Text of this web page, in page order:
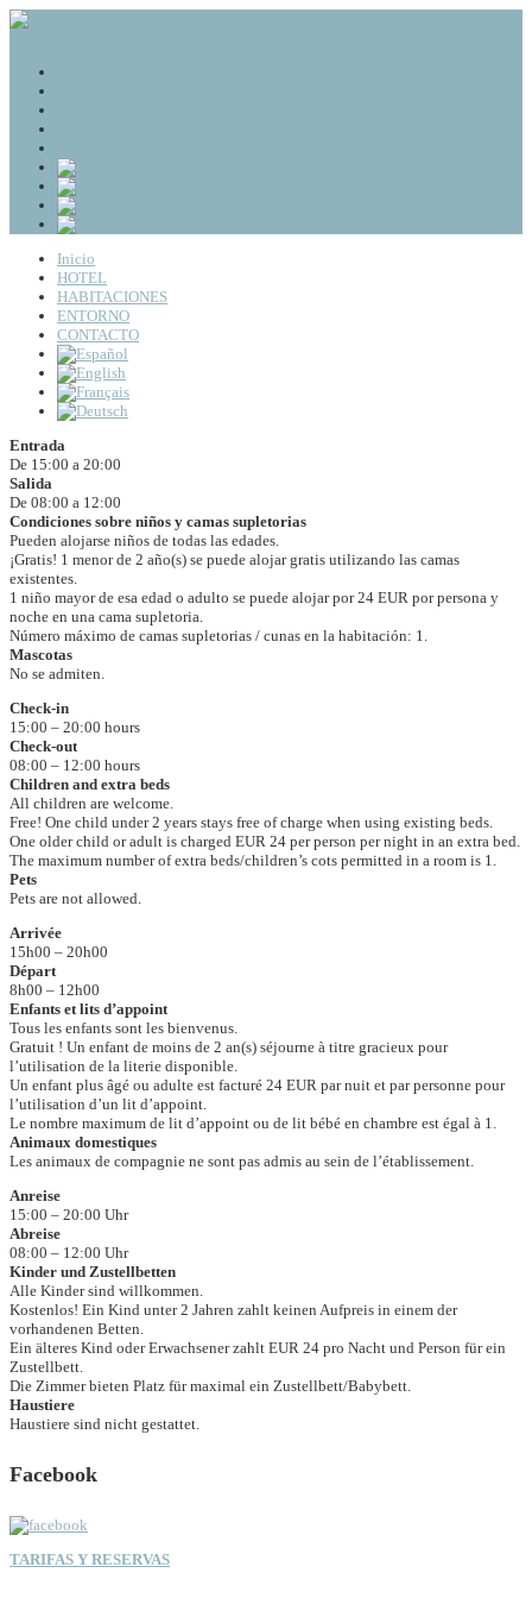
Inicio
HOTEL
HABITACIONES
ENTORNO
CONTACTO
Entrada
De 15:00 a 20:00
Salida
De 08:00 a 12:00
Condiciones sobre niños y camas supletorias
Pueden alojarse niños de todas las edades.
¡Gratis! 1 menor de 2 año(s) se puede alojar gratis utilizando las camas
existentes.
1 niño mayor de esa edad o adulto se puede alojar por 24 EUR por persona y
noche en una cama supletoria.
Número máximo de camas supletorias / cunas en la habitación: 1.
Mascotas
No se admiten.
Check-in
15:00 – 20:00 hours
Check-out
08:00 – 12:00 hours
Children and extra beds
All children are welcome.
Free! One child under 2 years stays free of charge when using existing beds.
One older child or adult is charged EUR 24 per person per night in an extra bed.
The maximum number of extra beds/children’s cots permitted in a room is 1.
Pets
Pets are not allowed.
Arrivée
15h00 – 20h00
Départ
8h00 – 12h00
Enfants et lits d’appoint
Tous les enfants sont les bienvenus.
Gratuit ! Un enfant de moins de 2 an(s) séjourne à titre gracieux pour
l’utilisation de la literie disponible.
Un enfant plus âgé ou adulte est facturé 24 EUR par nuit et par personne pour
l’utilisation d’un lit d’appoint.
Le nombre maximum de lit d’appoint ou de lit bébé en chambre est égal à 1.
Animaux domestiques
Les animaux de compagnie ne sont pas admis au sein de l’établissement.
Anreise
15:00 – 20:00 Uhr
Abreise
08:00 – 12:00 Uhr
Kinder und Zustellbetten
Alle Kinder sind willkommen.
Kostenlos! Ein Kind unter 2 Jahren zahlt keinen Aufpreis in einem der
vorhandenen Betten.
Ein älteres Kind oder Erwachsener zahlt EUR 24 pro Nacht und Person für ein
Zustellbett.
Die Zimmer bieten Platz für maximal ein Zustellbett/Babybett.
Haustiere
Haustiere sind nicht gestattet.
Facebook
TARIFAS Y RESERVAS